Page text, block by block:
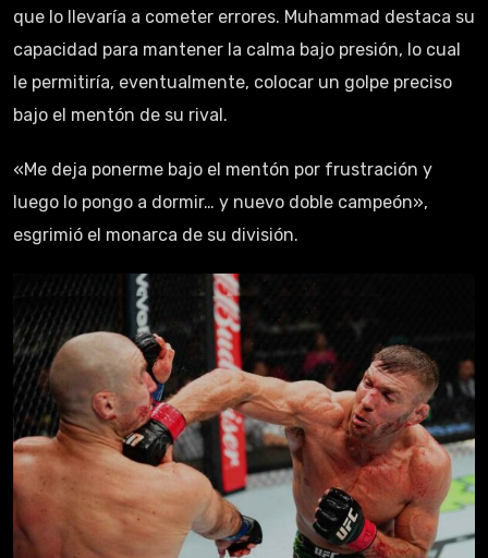
que lo llevaría a cometer errores. Muhammad destaca su
capacidad para mantener la calma bajo presión, lo cual
le permitiría, eventualmente, colocar un golpe preciso
bajo el mentón de su rival.
«Me deja ponerme bajo el mentón por frustración y
luego lo pongo a dormir… y nuevo doble campeón»,
esgrimió el monarca de su división.